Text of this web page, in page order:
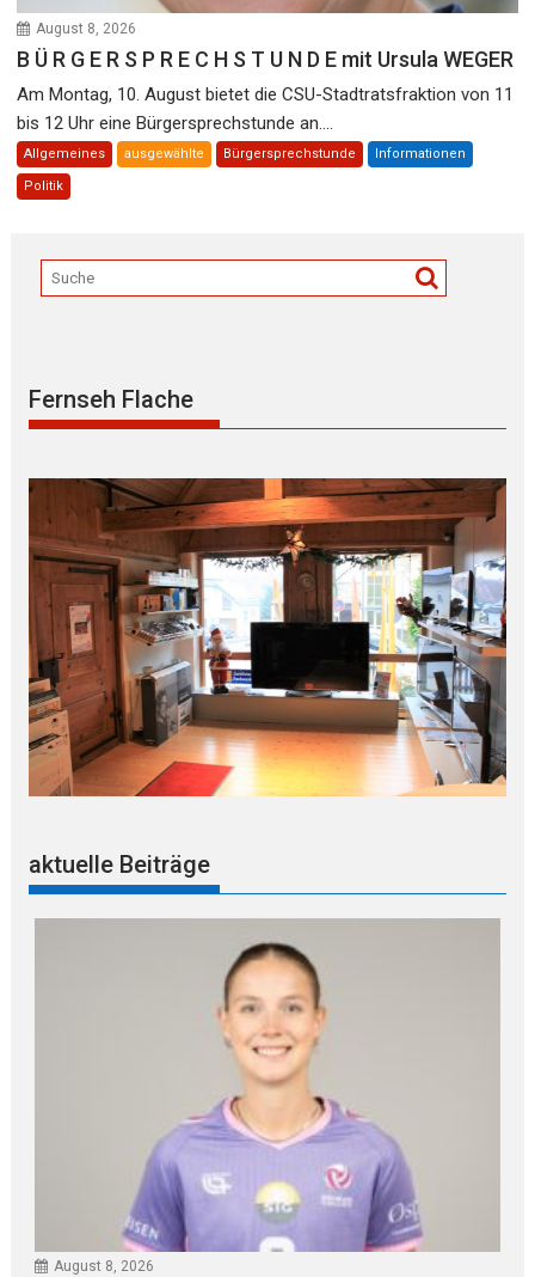
August 8, 2026
B Ü R G E R S P R E C H S T U N D E mit Ursula WEGER
Am Montag, 10. August bietet die CSU-Stadtratsfraktion von 11
bis 12 Uhr eine Bürgersprechstunde an....
Allgemeines ausgewählte Bürgersprechstunde Informationen
Politik
Fernseh Flache
aktuelle Beiträge
August 8, 2026